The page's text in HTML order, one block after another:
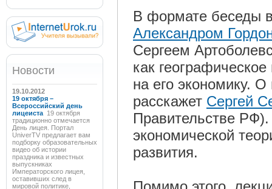
Новости
19.10.2012
19 октября –
Всероссийский день
лицеиста 19 октября
традиционно отмечается
День лицея. Портал
UniverTV предлагает вам
подборку образовательных
видео об истории
праздника и известных
выпускниках
Императорского лицея,
оставивших след в
мировой политике,
В формате беседы
Александром
Сергеем
как
на его экономику.
расскажет Сергей
Правительстве
экономической
развития.